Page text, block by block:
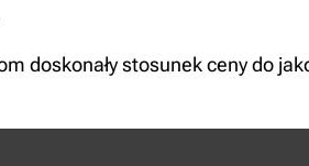
doskonały stosunek ceny do